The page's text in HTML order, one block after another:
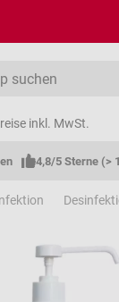
inkl. MwSt.
4,8/5 Sterne (>